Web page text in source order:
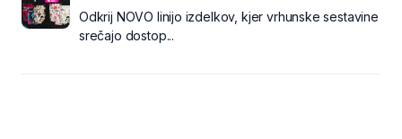
Odkrij NOVO linijo izdelkov, kjer vrhunske sestavine
srečajo dostop...